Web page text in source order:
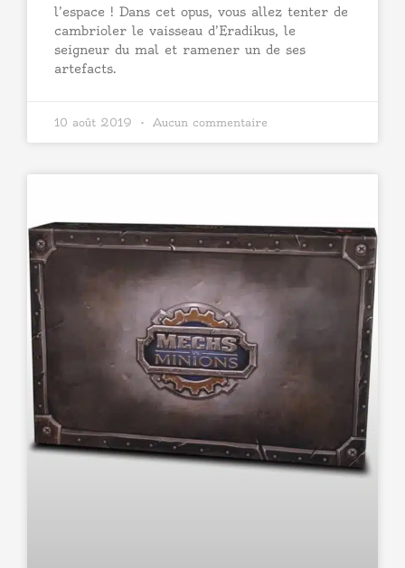
l’espace ! Dans cet opus, vous allez tenter de
cambrioler le vaisseau d’Eradikus, le
seigneur du mal et ramener un de ses
artefacts.
10 août 2019 Aucun commentaire